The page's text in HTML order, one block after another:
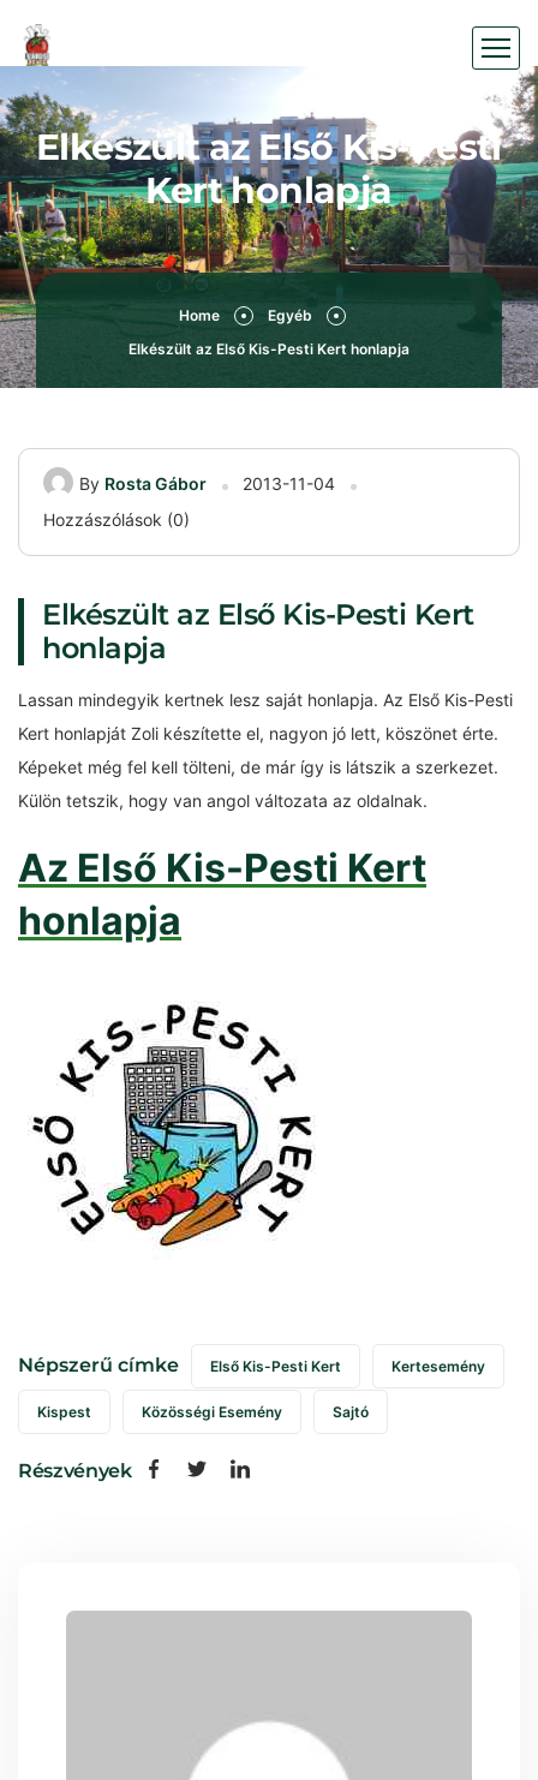
Elkészült az Első Kis-Pesti
Kert honlapja
Home
Egyéb
Elkészült az Első Kis-Pesti Kert honlapja
By Rosta Gábor
2013-11-04
Hozzászólások (0)
Elkészült az Első Kis-Pesti Kert
honlapja
Lassan mindegyik kertnek lesz saját honlapja. Az Első Kis-Pesti
Kert honlapját Zoli készítette el, nagyon jó lett, köszönet érte.
Képeket még fel kell tölteni, de már így is látszik a szerkezet.
Külön tetszik, hogy van angol változata az oldalnak.
Az Első Kis-Pesti Kert
honlapja
Népszerű címke Első Kis-Pesti Kert Kertesemény
Kispest Közösségi Esemény Sajtó
Részvények